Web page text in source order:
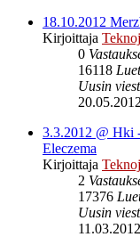
18.10.2012
Kirjoittaja
0
16118
Uusin
3.3.2012 @ Hki
Eleczema
Kirjoittaja
2
17376
Uusin